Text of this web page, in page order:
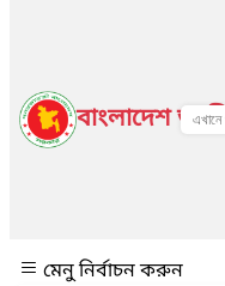
বাংলাদেশ
মেনু নির্বাচন করুন